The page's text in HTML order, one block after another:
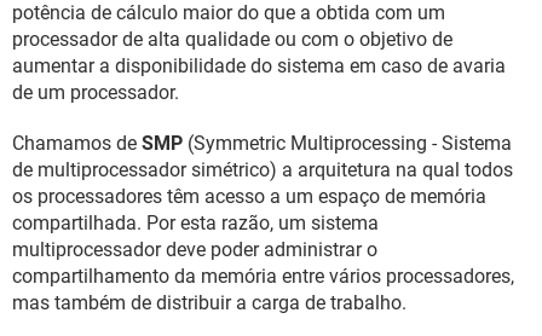
potência de cálculo maior do que a obtida com um
processador de alta qualidade ou com o objetivo de
aumentar a disponibilidade do sistema em caso de avaria
de um processador.
Chamamos de SMP (Symmetric Multiprocessing - Sistema
de multiprocessador simétrico) a arquitetura na qual todos
os processadores têm acesso a um espaço de memória
compartilhada. Por esta razão, um sistema
multiprocessador deve poder administrar o
compartilhamento da memória entre vários processadores,
mas também de distribuir a carga de trabalho.